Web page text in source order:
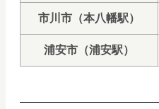
市川市（本八幡駅）
浦安市（浦安駅）